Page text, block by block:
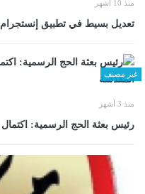
منذ 10 أشهر
تعديل بسيط في تطبيق
غير مصنف
منذ 3 أشهر
رئيس بعثة الحج الرسمية: